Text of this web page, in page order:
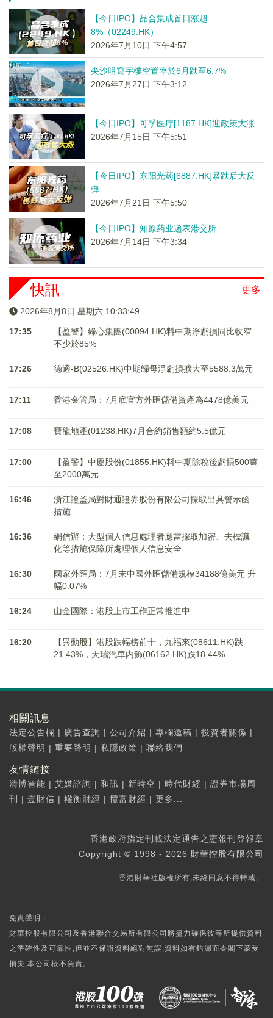
【今日IPO】晶合集成首日涨超
8%（02249.HK）
2026年7月10日 下午4:57
尖沙咀寫字樓空置率於6月跌至6.7%
2026年7月27日 下午3:12
【今日IPO】可孚医疗[1187.HK]迎政策大涨
2026年7月15日 下午5:51
【今日IPO】东阳光药[6887.HK]暴跌后大反
弹
2026年7月21日 下午5:50
【今日IPO】知原药业递表港交所
2026年7月14日 下午3:34
更多
快訊
2026年8月8日 星期六 10:33:49
17:35
【盈警】綠心集團(00094.HK)料中期淨虧損同比收窄
不少於85%
17:26 德適-B(02526.HK)中期歸母淨虧損擴大至5588.3萬元
17:11 香港金管局：7月底官方外匯儲備資產為4478億美元
17:08 寶龍地產(01238.HK)7月合約銷售額約5.5億元
17:00
【盈警】中慶股份(01855.HK)料中期除稅後虧損500萬
至2000萬元
16:46
浙江證監局對財通證券股份有限公司採取出具警示函
措施
16:36
網信辦：大型個人信息處理者應當採取加密、去標識
化等措施保障所處理個人信息安全
16:30
國家外匯局：7月末中國外匯儲備規模34188億美元 升
幅0.07%
16:24 山金國際：港股上市工作正常推進中
16:20
【異動股】港股跌幅榜前十，九福來(08611.HK)跌
21.43%，天瑞汽車内飾(06162.HK)跌18.44%
相關訊息
法定公告欄 | 廣告查詢 | 公司介紹 | 專欄邀稿 | 投資者關係 |
版權聲明 | 重要聲明 | 私隱政策 | 聯絡我們
友情鏈接
清博智能 | 艾媒諮詢 | 和訊 | 新時空 | 時代財經 | 證券市場周
刊
| 壹財信 | 權衡財經 | 攬富財經 | 更多...
香港政府指定刊載法定通告之憲報刊登報章
Copyright © 1998 - 2026 財華控股有限公司
香港財華社版權所有,未經同意不得轉載。
免責聲明：
財華控股有限公司及香港聯合交易所有限公司將盡力確保彼等所提供資料
之準確性及可靠性,但並不保證資料絕對無誤,資料如有錯漏而令閣下蒙受
損失,本公司概不負責。